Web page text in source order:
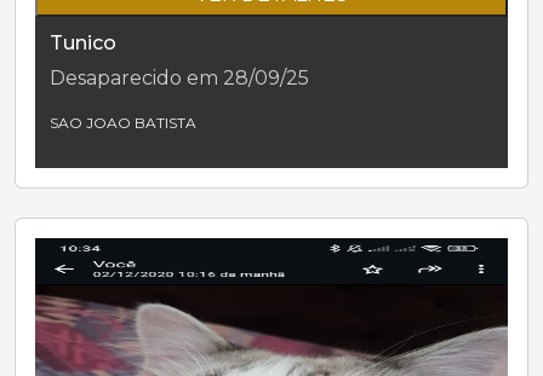
Tunico
Desaparecido em 28/09/25
SAO JOAO BATISTA